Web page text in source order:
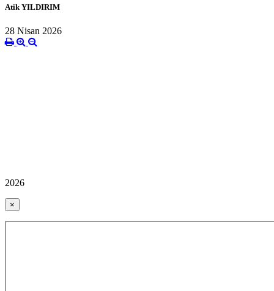
Atik YILDIRIM
28 Nisan 2026
2026
×